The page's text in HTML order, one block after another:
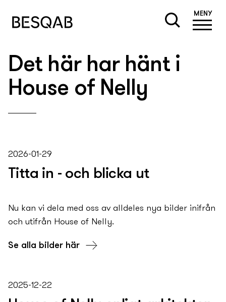
MENY
Det här har hänt i
House of Nelly
2026-01-29
Titta in - och blicka ut
Nu kan vi dela med oss av alldeles ny­a bilder inifrån
och utifrån House of Nelly.
Se alla bilder här
2025-12-22